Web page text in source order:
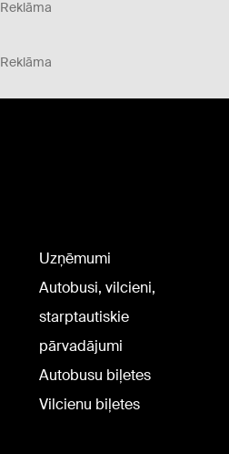
Reklāma
Reklāma
Uzņēmumi
Autobusi, vilcieni,
starptautiskie
pārvadājumi
Autobusu biļetes
Vilcienu biļetes